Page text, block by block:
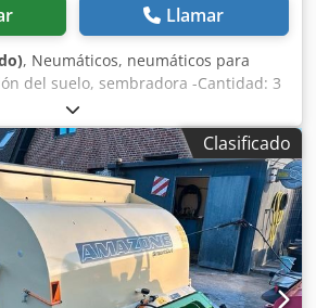
Llamar
, Neumáticos, neumáticos para
del suelo, sembradora -Cantidad: 3
Amazone -Tamaño del
mm Chodpsb A E Ufjfx Aqvea -
total: por los 3 neumáticos -Peso:
Clasificado